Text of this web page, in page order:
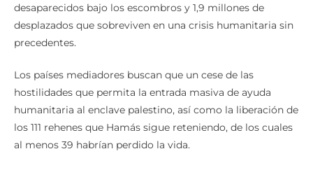
desaparecidos bajo los escombros y 1,9 millones de
desplazados que sobreviven en una crisis humanitaria sin
precedentes.
Los países mediadores buscan que un cese de las
hostilidades que permita la entrada masiva de ayuda
humanitaria al enclave palestino, así como la liberación de
los 111 rehenes que Hamás sigue reteniendo, de los cuales
al menos 39 habrían perdido la vida.